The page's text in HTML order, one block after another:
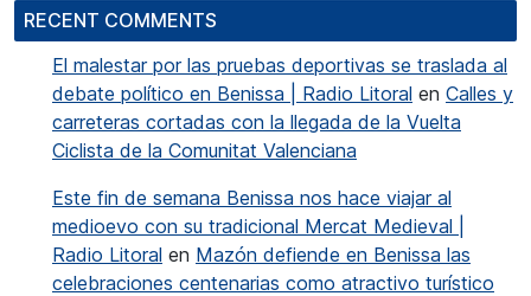
RECENT COMMENTS
El malestar por las pruebas deportivas se traslada al
debate político en Benissa | Radio Litoral en Calles y
carreteras cortadas con la llegada de la Vuelta
Ciclista de la Comunitat Valenciana
Este fin de semana Benissa nos hace viajar al
medioevo con su tradicional Mercat Medieval |
Radio Litoral en Mazón defiende en Benissa las
celebraciones centenarias como atractivo turístico